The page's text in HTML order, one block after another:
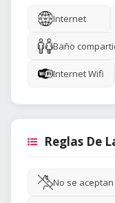
Internet
Baño
Internet Wifi
Reglas De
No se